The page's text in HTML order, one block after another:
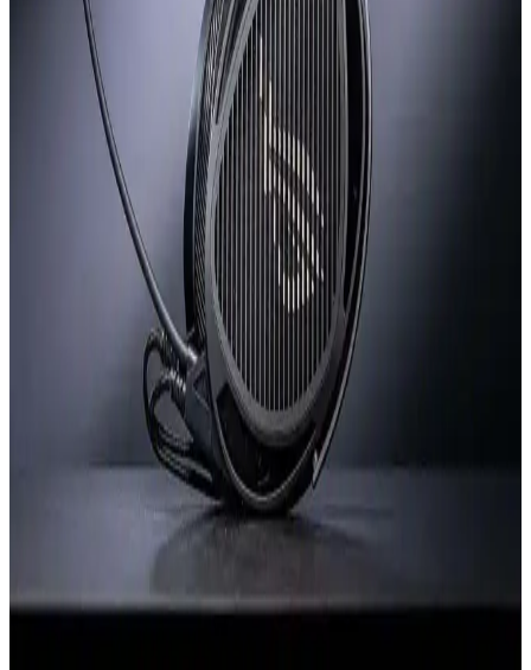
Kulaklık Tasarımında Saç Çekilmesi ve Kellik
Sorunlarının İncelenmesi
Kulak üstü kulaklıkların saç çekmesi ve kellelik, kullanıcı konforunu
etkileyen önemli tasarım sorunlarıdır. Farklı modellerde değişen bu
problemler, saç yapısı ve kafa şekline göre farklılık gösterir.
Apple AirPods Max 2: H2 Çip, USB-C Desteği ve
Gürültü Engellemede İyileştirmeler
Apple AirPods Max 2, H2 çip ve USB-C desteği gibi teknik
yeniliklerle geliyor. Tasarımda büyük değişiklik yok, suya
dayanıklılık eksikliği ve ağırlık eleştiriliyor. Kullanıcı beklentileri
Radar Kulaklık: 4 Yıllık Gelişimle Yenilikçi Tasarım
ve Doğal Ses Deneyimi
Radar kulaklık, 4 yıl süren modifikasyonla ortaya çıkan özgün bir
tasarım. Paslanmaz çelik başlık, PA12 naylon kulak kupaları ve 40
mm titanyum sürücüsüyle pürüzsüz, doğal ses deneyimi sağlar.
ROG Kithara x Hifiman Kulaklık İncelemesi:
Planar Manyetik Performans ve Yapı Kalitesi
ROG Kithara x Hifiman, planar manyetik sürücülerle oyun ve